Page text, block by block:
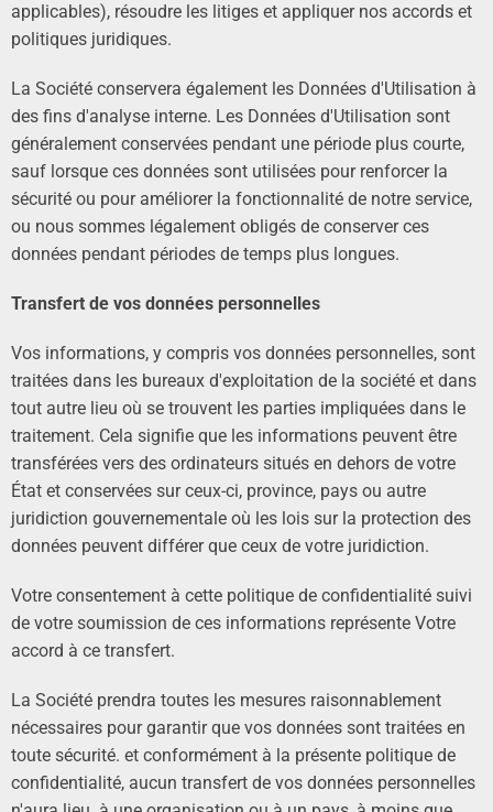
applicables), résoudre les litiges et appliquer nos accords et
politiques juridiques.
La Société conservera également les Données d'Utilisation à
des fins d'analyse interne. Les Données d'Utilisation sont
généralement conservées pendant une période plus courte,
sauf lorsque ces données sont utilisées pour renforcer la
sécurité ou pour améliorer la fonctionnalité de notre service,
ou nous sommes légalement obligés de conserver ces
données pendant périodes de temps plus longues.
Transfert de vos données personnelles
Vos informations, y compris vos données personnelles, sont
traitées dans les bureaux d'exploitation de la société et dans
tout autre lieu où se trouvent les parties impliquées dans le
traitement. Cela signifie que les informations peuvent être
transférées vers des ordinateurs situés en dehors de votre
État et conservées sur ceux-ci, province, pays ou autre
juridiction gouvernementale où les lois sur la protection des
données peuvent différer que ceux de votre juridiction.
Votre consentement à cette politique de confidentialité suivi
de votre soumission de ces informations représente Votre
accord à ce transfert.
La Société prendra toutes les mesures raisonnablement
nécessaires pour garantir que vos données sont traitées en
toute sécurité. et conformément à la présente politique de
confidentialité, aucun transfert de vos données personnelles